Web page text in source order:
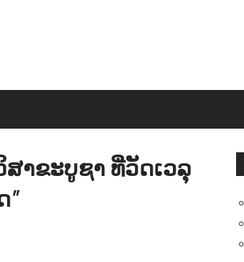
າຂະບູຊາ ທີ່ວັດເວລຸ
”